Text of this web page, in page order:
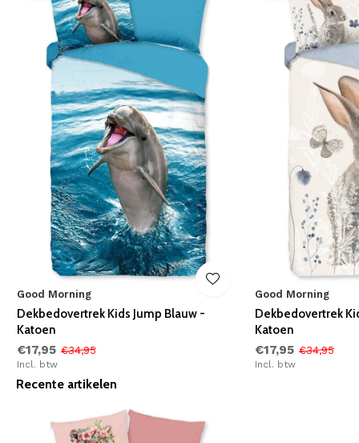
Good Morning
Dekbedovertrek Kids Jump Blauw -
Katoen
€17,95 €34,95
Incl. btw
Good Morning
Dekbedovertrek
Katoen
€17,95 €34,95
Incl. btw
Recente artikelen